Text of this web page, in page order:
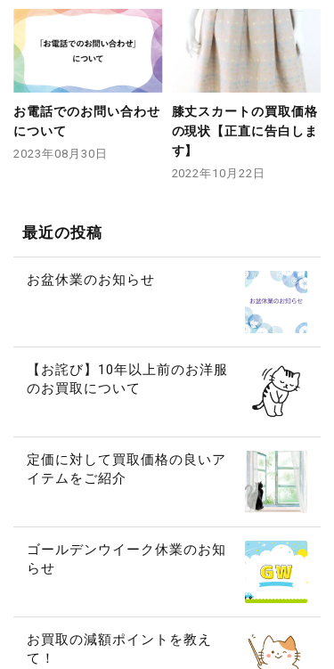
お電話でのお問い合わせ
について
2023年08月30日
膝丈スカートの買取価格
の現状【正直に告白しま
す】
2022年10月22日
最近の投稿
お盆休業のお知らせ
【お詫び】10年以上前のお洋服
のお買取について
定価に対して買取価格の良いア
イテムをご紹介
ゴールデンウイーク休業のお知
らせ
お買取の減額ポイントを教え
て！